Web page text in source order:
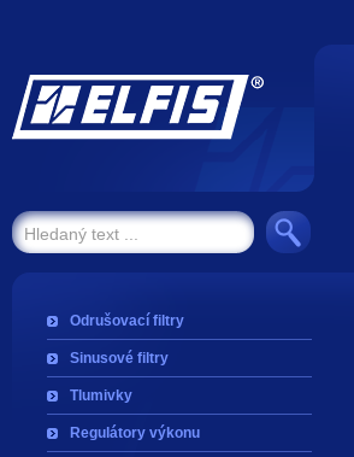
Odrušovací filtry
Sinusové filtry
Tlumivky
Regulátory výkonu